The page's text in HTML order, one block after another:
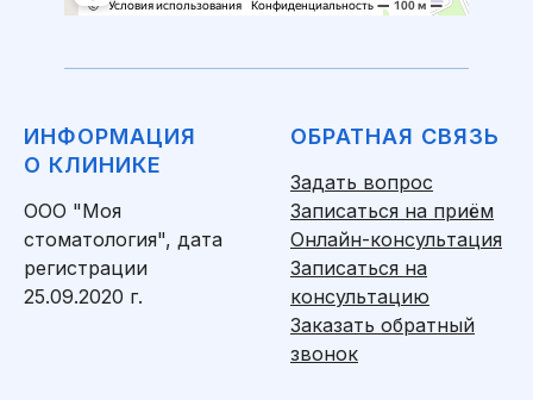
ИНФОРМАЦИЯ
О КЛИНИКЕ
ООО "Моя
стоматология", дата
регистрации
25.09.2020 г.
ОБРАТНАЯ СВЯЗЬ
Задать вопрос
Записаться на приём
Онлайн-консультация
Записаться на
консультацию
Заказать обратный
звонок